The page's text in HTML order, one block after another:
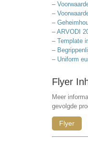
–
–
–
–ARVODI
– Template
–
– Uniform
Flyer
Meer
gevolgde
Flyer